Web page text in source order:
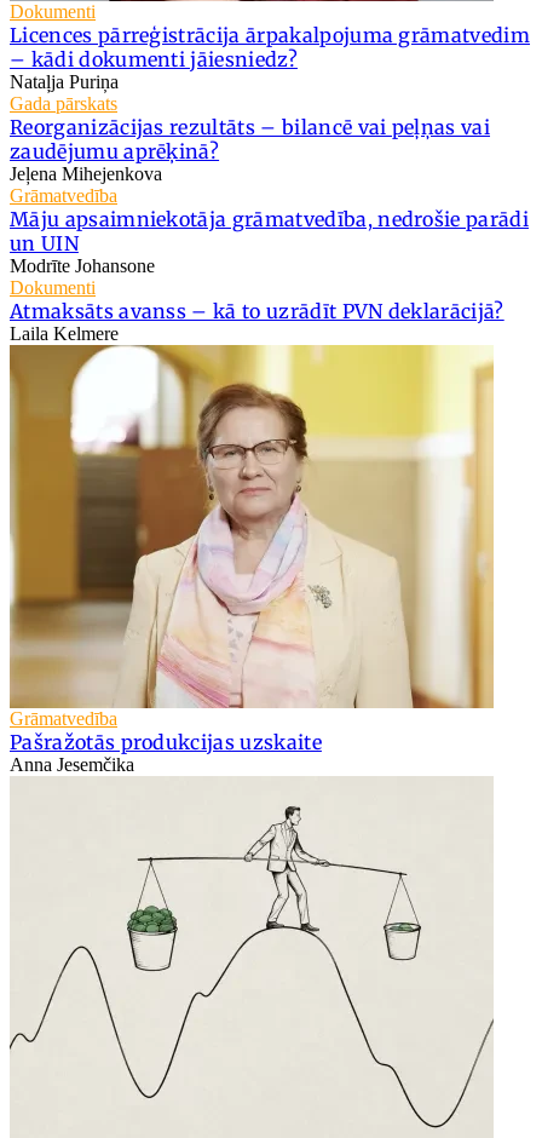
Dokumenti
Licences pārreģistrācija ārpakalpojuma grāmatvedim
– kādi dokumenti jāiesniedz?
Nataļja Puriņa
Gada pārskats
Reorganizācijas rezultāts – bilancē vai peļņas vai
zaudējumu aprēķinā?
Jeļena Mihejenkova
Grāmatvedība
Māju apsaimniekotāja grāmatvedība, nedrošie parādi
un UIN
Modrīte Johansone
Dokumenti
Atmaksāts avanss – kā to uzrādīt PVN deklarācijā?
Laila Kelmere
Grāmatvedība
Pašražotās produkcijas uzskaite
Anna Jesemčika